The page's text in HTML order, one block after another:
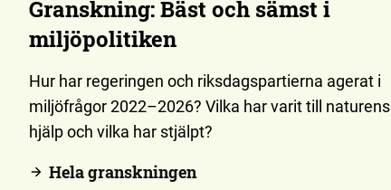
Granskning:Bäst och sämst i
miljöpolitiken
Hur har regeringen och riksdagspartierna agerat i
miljöfrågor 2022–2026? Vilka har varit till naturens
hjälp och vilka har stjälpt?
Hela granskningen